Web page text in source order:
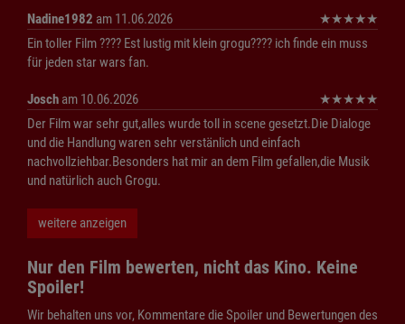
Nadine1982 am 11.06.2026 ★★★★★
Ein toller Film ???? Est lustig mit klein grogu???? ich finde ein muss
für jeden star wars fan.
Josch am 10.06.2026 ★★★★★
Der Film war sehr gut,alles wurde toll in scene gesetzt.Die Dialoge
und die Handlung waren sehr verstänlich und einfach
nachvollziehbar.Besonders hat mir an dem Film gefallen,die Musik
und natürlich auch Grogu.
weitere anzeigen
Nur den Film bewerten, nicht das Kino. Keine
Spoiler!
Wir behalten uns vor, Kommentare die Spoiler und Bewertungen des